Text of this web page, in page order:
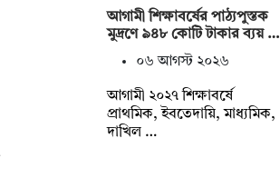
আগামী শিক্ষাবর্ষের পাঠ্যপুস্তক
মুদ্রণে ৯৪৮ কোটি টাকার ব্যয় …
০৬ আগস্ট ২০২৬
আগামী ২০২৭ শিক্ষাবর্ষে
প্রাথমিক, ইবতেদায়ি, মাধ্যমিক,
দাখিল …